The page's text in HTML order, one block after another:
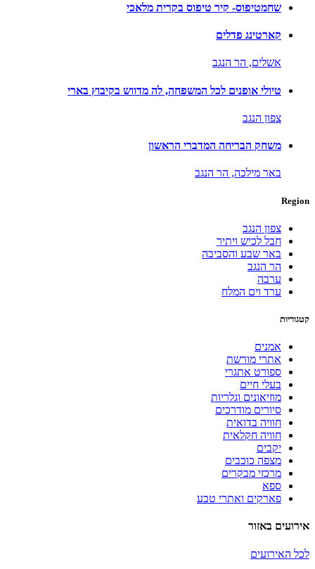
שחמטיפוס- קיר טיפוס בקרית מלאכי
קארטינג פדלים
אשלים, הר הנגב
טיולי אופנים לכל המשפחה, לה מדווש בקיבוץ בארי
צפון הנגב
משחק הבריחה המדברי הראשון
באר מילכה, הר הנגב
Region
צפון הנגב
חבל לכיש ויתיר
באר שבע והסביבה
הר הנגב
ערבה
ערד וים המלח
קטגוריות
אמנים
אתרי מורשת
ספורט אתגרי
בעלי חיים
מוזיאונים וגלריות
סיורים מודרכים
חוויה בדואית
חוויה חקלאית
יקבים
מצפה כוכבים
מרכזי מבקרים
ספא
פארקים ואתרי טבע
אירועים באזור
לכל האירועים